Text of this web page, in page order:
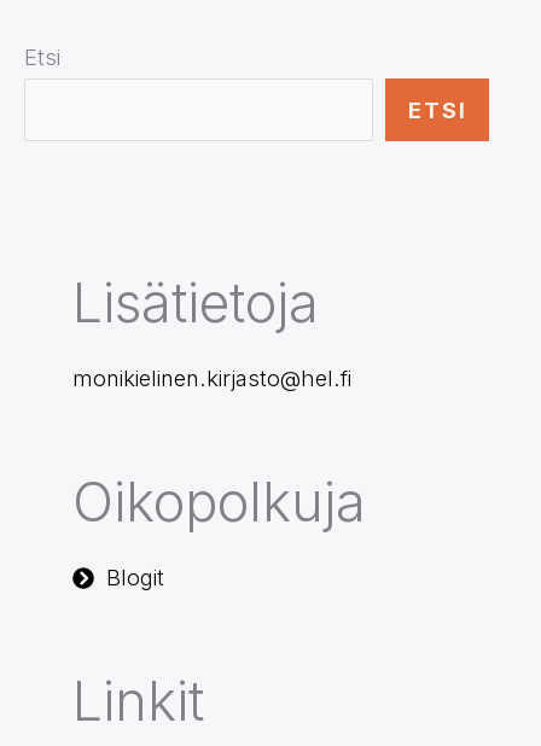
Etsi
ETSI
Lisätietoja
monikielinen.kirjasto@hel.fi
Oikopolkuja
Blogit
Linkit